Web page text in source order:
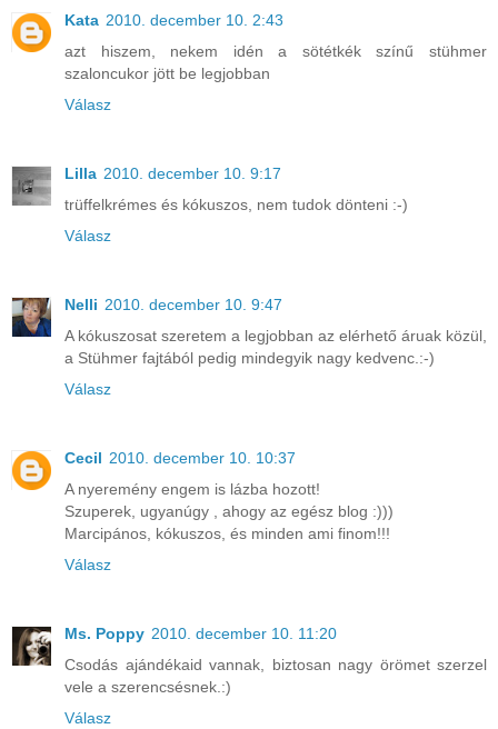
Kata 2010. december 10. 2:43
azt hiszem, nekem idén a sötétkék színű stühmer
szaloncukor jött be legjobban
Válasz
Lilla 2010. december 10. 9:17
trüffelkrémes és kókuszos, nem tudok dönteni :-)
Válasz
Nelli 2010. december 10. 9:47
A kókuszosat szeretem a legjobban az elérhető áruak közül,
a Stühmer fajtából pedig mindegyik nagy kedvenc.:-)
Válasz
Cecil 2010. december 10. 10:37
A nyeremény engem is lázba hozott!
Szuperek, ugyanúgy , ahogy az egész blog :)))
Marcipános, kókuszos, és minden ami finom!!!
Válasz
Ms. Poppy 2010. december 10. 11:20
Csodás ajándékaid vannak, biztosan nagy örömet szerzel
vele a szerencsésnek.:)
Válasz